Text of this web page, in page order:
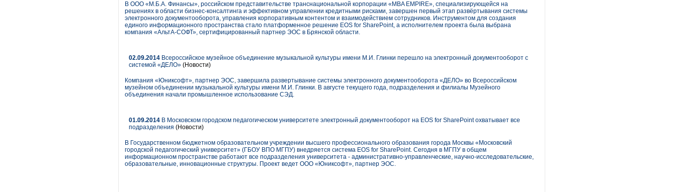
В ООО «М.Б.А. Финансы», российском представительстве транснациональной корпорации «MBA EMPIRE», специализирующейся на
решениях в области бизнес-консалтинга и эффективном управлении кредитными рисками, завершен первый этап развёртывания системы
электронного документооборота, управления корпоративным контентом и взаимодействием сотрудников. Инструментом для создания
единого информационного пространства стало платформенное решение EOS for SharePoint, а исполнителем проекта была выбрана
компания «АльтА-СОФТ», сертифицированный партнер ЭОС в Брянской области.
02.09.2014 Всероссийское музейное объединение музыкальной культуры имени М.И. Глинки перешло на электронный документооборот с
системой «ДЕЛО» (Новости)
Компания «Юниксофт», партнер ЭОС, завершила развертывание системы электронного документооборота «ДЕЛО» во Всероссийском
музейном объединении музыкальной культуры имени М.И. Глинки. В августе текущего года, подразделения и филиалы Музейного
объединения начали промышленное использование СЭД.
01.09.2014 В Московском городском педагогическом университете электронный документооборот на EOS for SharePoint охватывает все
подразделения (Новости)
В Государственном бюджетном образовательном учреждении высшего профессионального образования города Москвы «Московский
городской педагогический университет» (ГБОУ ВПО МГПУ) внедряется система EOS for SharePoint. Сегодня в МГПУ в общем
информационном пространстве работают все подразделения университета - административно-управленческие, научно-исследовательские,
образовательные, инновационные структуры. Проект ведет ООО «Юниксофт», партнер ЭОС.